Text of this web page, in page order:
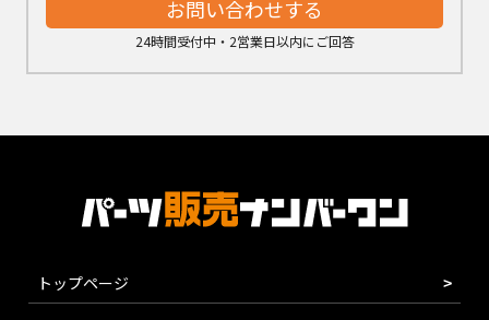
お問い合わせする
24時間受付中・2営業日以内にご回答
トップページ